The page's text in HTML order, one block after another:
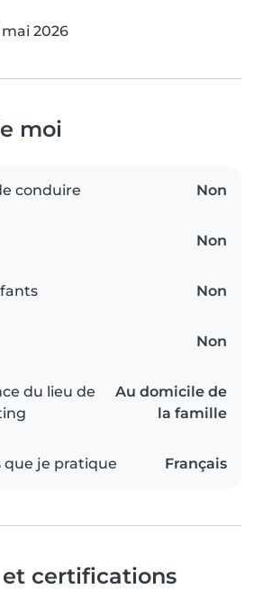
mai 2026
moi
conduire Non
Non
Non
Non
du lieu de
Au domicile de
la famille
que je pratique Français
certifications